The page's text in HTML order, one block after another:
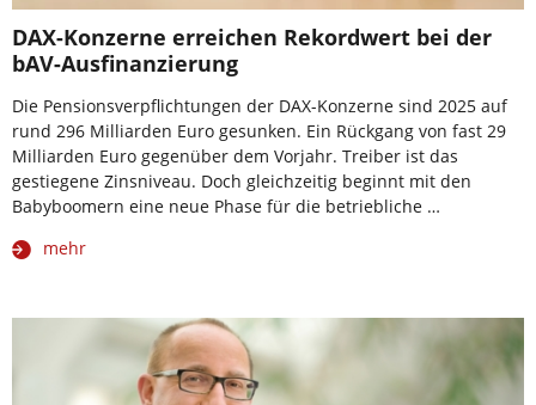
DAX-Konzerne erreichen Rekordwert bei der
bAV-Ausfinanzierung
Die Pensionsverpflichtungen der DAX-Konzerne sind 2025 auf
rund 296 Milliarden Euro gesunken. Ein Rückgang von fast 29
Milliarden Euro gegenüber dem Vorjahr. Treiber ist das
gestiegene Zinsniveau. Doch gleichzeitig beginnt mit den
Babyboomern eine neue Phase für die betriebliche …
mehr